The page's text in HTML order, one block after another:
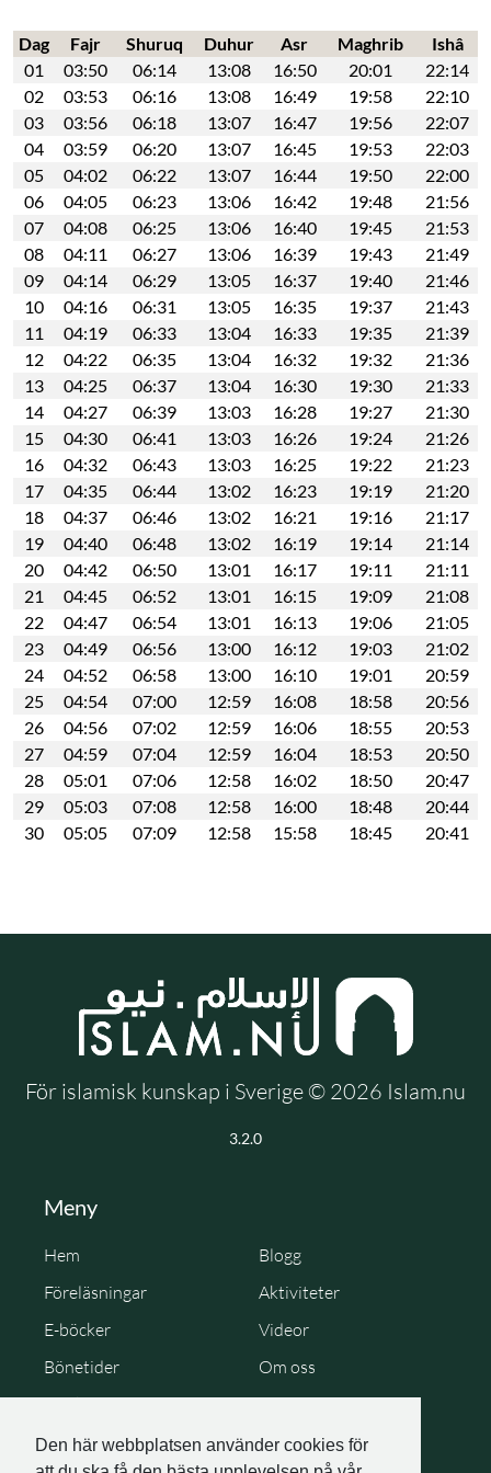
Den här webbplatsen använder cookies för
Dag Fajr Shuruq Duhur Asr Maghrib
Ishâ
01
03:50 06:14 13:08 16:50 20:01
22:14
02
03:53 06:16 13:08 16:49 19:58
22:10
03
03:56 06:18 13:07 16:47 19:56
22:07
04
03:59 06:20 13:07 16:45 19:53
22:03
05
04:02 06:22 13:07 16:44 19:50
22:00
06
04:05 06:23 13:06 16:42 19:48
21:56
07
04:08 06:25 13:06 16:40 19:45
21:53
08
04:11 06:27 13:06 16:39 19:43
21:49
09
04:14 06:29 13:05 16:37 19:40
21:46
10
04:16 06:31 13:05 16:35 19:37
21:43
11
04:19 06:33 13:04 16:33 19:35
21:39
12
04:22 06:35 13:04 16:32 19:32
21:36
13
04:25 06:37 13:04 16:30 19:30
21:33
14
04:27 06:39 13:03 16:28 19:27
21:30
15
04:30 06:41 13:03 16:26 19:24
21:26
16
04:32 06:43 13:03 16:25 19:22
21:23
17
04:35 06:44 13:02 16:23 19:19
21:20
18
04:37 06:46 13:02 16:21 19:16
21:17
19
04:40 06:48 13:02 16:19 19:14
21:14
20
04:42 06:50 13:01 16:17 19:11
21:11
21
04:45 06:52 13:01 16:15 19:09
21:08
22
04:47 06:54 13:01 16:13 19:06
21:05
23
04:49 06:56 13:00 16:12 19:03
21:02
24
04:52 06:58 13:00 16:10 19:01
20:59
25
04:54 07:00 12:59 16:08 18:58
20:56
26
04:56 07:02 12:59 16:06 18:55
20:53
27
04:59 07:04 12:59 16:04 18:53
20:50
28
05:01 07:06 12:58 16:02 18:50
20:47
29
05:03 07:08 12:58 16:00 18:48
20:44
30
05:05 07:09 12:58 15:58 18:45 20:41
För islamisk kunskap i Sverige © 2026 Islam.nu
3.2.0
Meny
Hem
Blogg
Föreläsningar
Aktiviteter
E-böcker
Videor
Bönetider
Om oss
Cookie Policy
Personuppgiftspolicy